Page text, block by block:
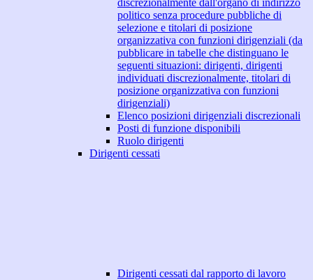
discrezionalmente dall'organo di indirizzo
politico senza procedure pubbliche di
selezione e titolari di posizione
organizzativa con funzioni dirigenziali (da
pubblicare in tabelle che distinguano le
seguenti situazioni: dirigenti, dirigenti
individuati discrezionalmente, titolari di
posizione organizzativa con funzioni
dirigenziali)
Elenco posizioni dirigenziali discrezionali
Posti di funzione disponibili
Ruolo dirigenti
Dirigenti cessati
Dirigenti cessati dal rapporto di lavoro